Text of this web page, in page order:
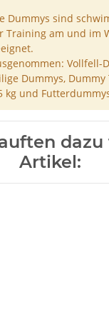
Dummys sind
Training am und im
Vollfell-
Dummys, Dummy
kg und
Artikel: